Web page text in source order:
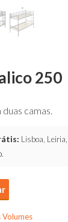
250
camas.
Lisboa,
.
Volumes